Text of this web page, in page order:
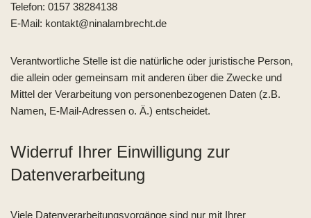
Telefon: 0157 38284138
E-Mail: kontakt@ninalambrecht.de
Verantwortliche Stelle ist die natürliche oder juristische Person,
die allein oder gemeinsam mit anderen über die Zwecke und
Mittel der Verarbeitung von personenbezogenen Daten (z.B.
Namen, E-Mail-Adressen o. Ä.) entscheidet.
Widerruf Ihrer Einwilligung zur
Datenverarbeitung
Viele Datenverarbeitungsvorgänge sind nur mit Ihrer